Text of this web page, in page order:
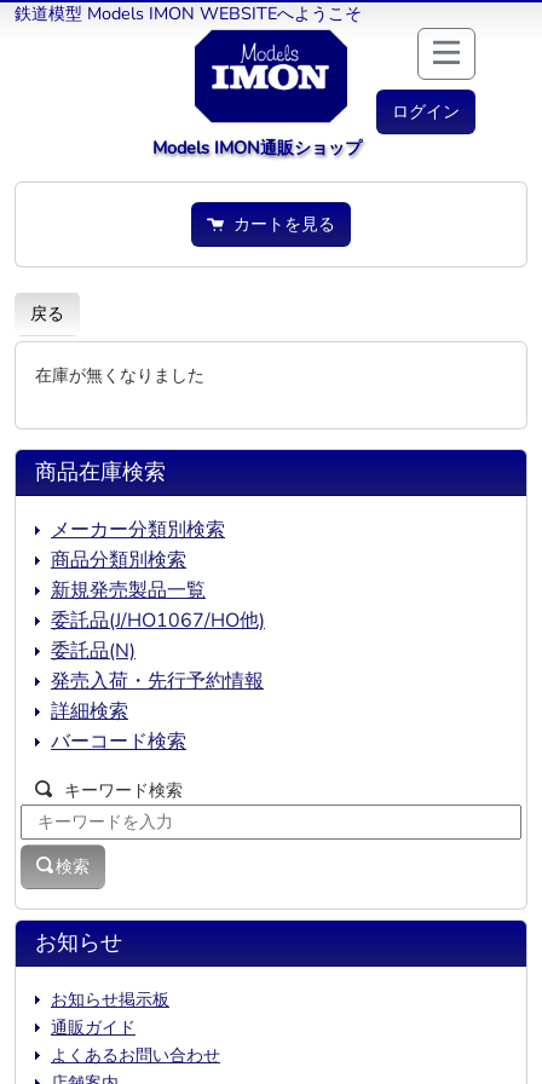
鉄道模型 Models IMON WEBSITEへようこそ
ログイン
Models IMON通販ショップ
カートを見る
戻る
在庫が無くなりました
お知らせ
お知らせ掲示板
通販ガイド
よくあるお問い合わせ
商品在庫検索
メーカー分類別検索
商品分類別検索
新規発売製品一覧
委託品(J/HO1067/HO他)
委託品(N)
発売入荷・先行予約情報
詳細検索
バーコード検索
キーワード検索
検索